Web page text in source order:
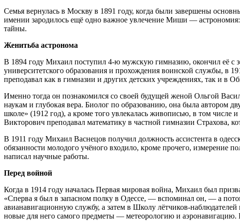
Семья вернулась в Москву в 1891 году, когда были завершены
имении зародилось ещё одно важное увлечение Миши — астрономия:
тайны.
Женитьба астронома
В 1894 году Михаил поступил 4-ю мужскую гимназию, окончил её с
университетского образования и прохождения воинской службы, в
преподавал как в гимназии и других детских учреждениях, так и в
Именно тогда он познакомился со своей будущей женой Ольгой
наукам и глубокая вера. Биолог по образованию, она была автором
школе» (1912 год), а кроме того увлекалась живописью, в том числе
Викторович преподавал математику в частной гимназии Страхова,
В 1911 году Михаил Васнецов получил должность ассистента в
обязанности молодого учёного входило, кроме прочего, измерение
написал научные работы.
Перед войной
Когда в 1914 году началась Первая мировая война, Михаил был
«Сперва я был в запасном полку в Одессе, — вспоминал он, — а
авианавигационную службу, а затем в Школу лётчиков-
новые для него самого предметы — метеорологию и